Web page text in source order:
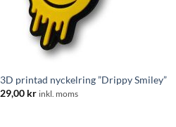
3D printad nyckelring ”Drippy Smiley”
29,00 kr inkl. moms